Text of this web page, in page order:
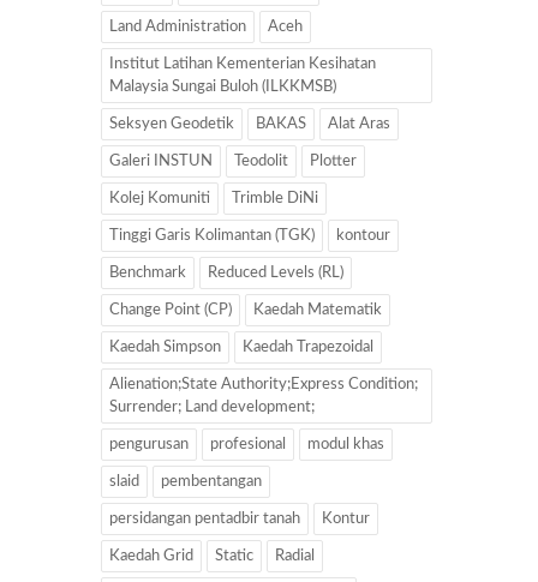
Land Administration Aceh
Institut Latihan Kementerian Kesihatan
Malaysia Sungai Buloh (ILKKMSB)
Seksyen Geodetik BAKAS Alat Aras
Galeri INSTUN Teodolit Plotter
Kolej Komuniti Trimble DiNi
Tinggi Garis Kolimantan (TGK) kontour
Benchmark Reduced Levels (RL)
Change Point (CP) Kaedah Matematik
Kaedah Simpson Kaedah Trapezoidal
Alienation;State Authority;Express Condition;
Surrender; Land development;
pengurusan profesional modul khas
slaid pembentangan
persidangan pentadbir tanah Kontur
Kaedah Grid Static Radial